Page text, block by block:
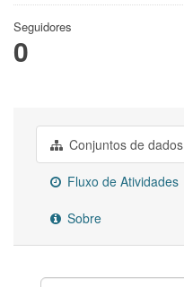
Seguidores
0
Conjuntos de dados
Fluxo de Atividades
Sobre